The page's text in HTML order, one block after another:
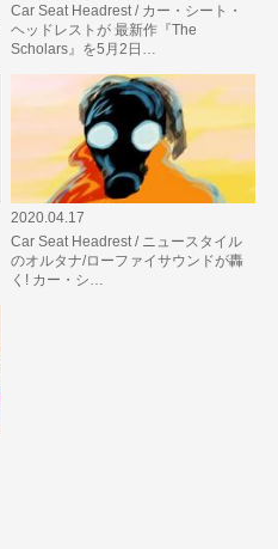
Car Seat Headrest / カー・シート・
ヘッドレストが 最新作『The
Scholars』を5月2日…
2020.04.17
Car Seat Headrest / ニュースタイル
のオルタナ/ローファイサウンドが轟
く! カー・シ…